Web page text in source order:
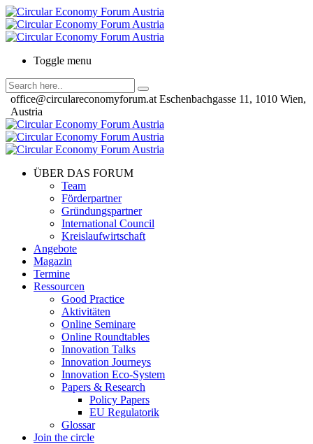
Toggle menu
office@circulareconomyforum.at Eschenbachgasse 11, 1010 Wien,
Austria
ÜBER DAS FORUM
Team
Förderpartner
Gründungspartner
International Council
Kreislaufwirtschaft
Angebote
Magazin
Termine
Ressourcen
Good Practice
Aktivitäten
Online Seminare
Online Roundtables
Innovation Talks
Innovation Journeys
Innovation Eco-System
Papers & Research
Policy Papers
EU Regulatorik
Glossar
Join the circle